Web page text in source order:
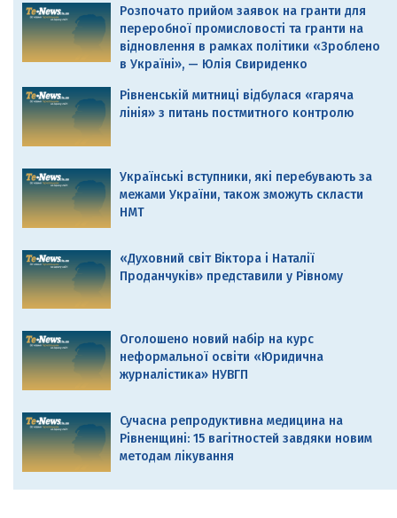
Розпочато прийом заявок на гранти для
переробної промисловості та гранти на
відновлення в рамках політики «Зроблено
в Україні», — Юлія Свириденко
Рівненській митниці відбулася «гаряча
лінія» з питань постмитного контролю
Українські вступники, які перебувають за
межами України, також зможуть скласти
НМТ
«Духовний світ Віктора і Наталії
Проданчуків» представили у Рівному
Оголошено новий набір на курс
неформальної освіти «Юридична
журналістика» НУВГП
Сучасна репродуктивна медицина на
Рівненщині: 15 вагітностей завдяки новим
методам лікування